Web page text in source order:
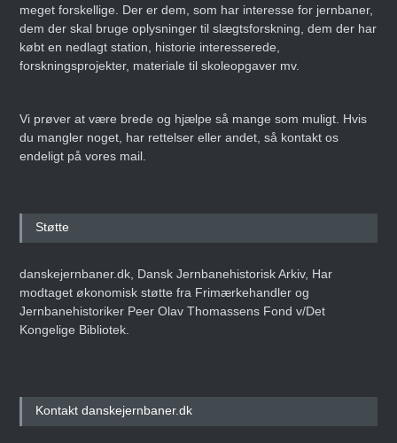
meget forskellige. Der er dem, som har interesse for jernbaner,
dem der skal bruge oplysninger til slægtsforskning, dem der har
købt en nedlagt station, historie interesserede,
forskningsprojekter, materiale til skoleopgaver mv.
Vi prøver at være brede og hjælpe så mange som muligt. Hvis
du mangler noget, har rettelser eller andet, så kontakt os
endeligt på vores mail.
Støtte
danskejernbaner.dk, Dansk Jernbanehistorisk Arkiv, Har
modtaget økonomisk støtte fra Frimærkehandler og
Jernbanehistoriker Peer Olav Thomassens Fond v/Det
Kongelige Bibliotek.
Kontakt danskejernbaner.dk